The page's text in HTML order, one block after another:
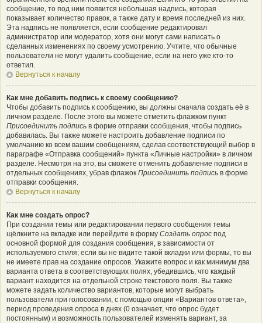
сообщение, то под ним появится небольшая надпись, которая
показывает количество правок, а также дату и время последней из них.
Эта надпись не появляется, если сообщение редактировал
администратор или модератор, хотя они могут сами написать о
сделанных изменениях по своему усмотрению. Учтите, что обычные
пользователи не могут удалить сообщение, если на него уже кто-то
ответил.
Вернуться к началу
Как мне добавить подпись к своему сообщению?
Чтобы добавить подпись к сообщению, вы должны сначала создать её в
личном разделе. После этого вы можете отметить флажком пункт
Присоединить подпись в форме отправки сообщения, чтобы подпись
добавилась. Вы также можете настроить добавление подписи по
умолчанию ко всем вашим сообщениям, сделав соответствующий выбор в
параграфе «Отправка сообщений» пункта «Личные настройки» в личном
разделе. Несмотря на это, вы сможете отменить добавление подписи в
отдельных сообщениях, убрав флажок Присоединить подпись в форме
отправки сообщения.
Вернуться к началу
Как мне создать опрос?
При создании темы или редактировании первого сообщения темы
щёлкните на вкладке или перейдите в форму Создать опрос под
основной формой для создания сообщения, в зависимости от
используемого стиля; если вы не видите такой вкладки или формы, то вы
не имеете прав на создание опросов. Укажите вопрос и как минимум два
варианта ответа в соответствующих полях, убедившись, что каждый
вариант находится на отдельной строке текстового поля. Вы также
можете задать количество вариантов, которые могут выбрать
пользователи при голосовании, с помощью опции «Вариантов ответа»,
период проведения опроса в днях (0 означает, что опрос будет
постоянным) и возможность пользователей изменять вариант, за